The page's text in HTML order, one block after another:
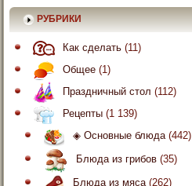
РУБРИКИ
Как сделать (11)
Общее (1)
Праздничный стол (112)
Рецепты (1 139)
◈ Основные блюда(442)
Блюда из грибов (35)
Блюда из мяса(262)